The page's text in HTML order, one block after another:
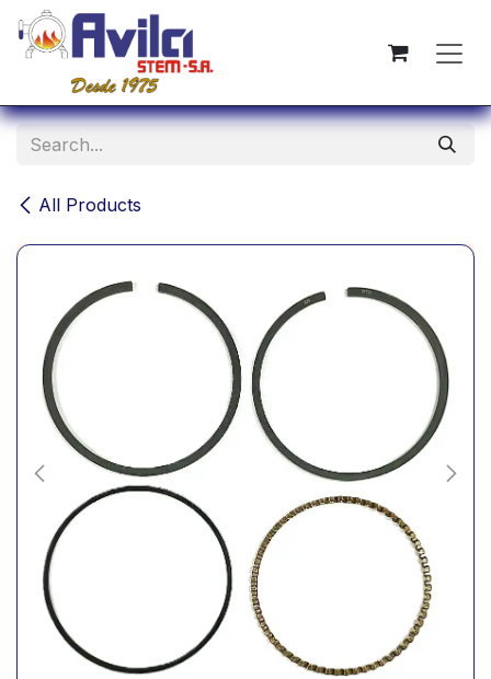
Skip to Content
All Products